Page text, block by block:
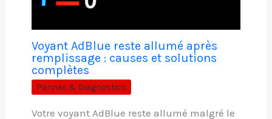
Voyant AdBlue reste allumé après
remplissage : causes et solutions
complètes
Pannes & Diagnostics
Votre voyant AdBlue reste allumé malgré le